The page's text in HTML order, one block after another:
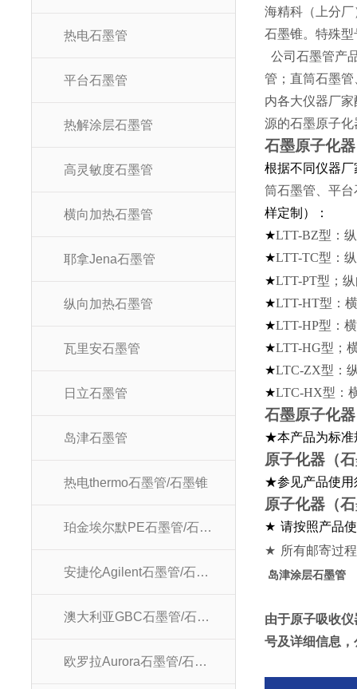
热电石墨管
平台石墨管
热解涂层石墨管
高灵敏度石墨管
横向加热石墨管
耶拿Jena石墨管
纵向加热石墨管
瓦里安石墨管
日立石墨管
岛津石墨管
热电thermo石墨管/石墨锥
珀金埃尔默PE石墨管/石墨锥
安捷伦Agilent石墨管/石墨锥
澳大利亚GBC石墨管/石墨锥
欧罗拉Aurora石墨管/石墨锥
海精科（上分
石墨锥。特殊
公司石墨管产
管；直筒石墨
内各大仪器厂
源的石墨原子
石墨原子
根据不同仪器
筒石墨管、平
样定制）：
★LTT-BZ型：
★LTT-TC型：
★LTT-PT型；
★LTT-HT型：
★LTT-HP型：
★LTT-HG型；
★LTC-ZX型：
★LTC-HX型：
石墨原子化器
★本产品为标准
原子化器
★参见产品使用
原子化器
★ 请按照产品
★ 所有邮寄过
岛津涂层石墨管
由于原子吸收
号及详细信息